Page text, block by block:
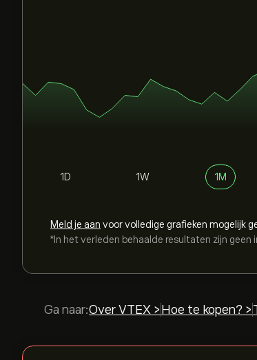
1D 1W 1M
Meld je aan voor volledige grafieken mogelijk
*In het verleden behaalde resultaten zijn
Ga naar:Over VTEX > Hoe te kopen? >